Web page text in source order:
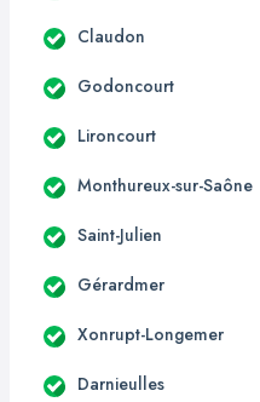
Claudon
Godoncourt
Lironcourt
Monthureux-sur-Saône
Saint-Julien
Gérardmer
Xonrupt-Longemer
Darnieulles